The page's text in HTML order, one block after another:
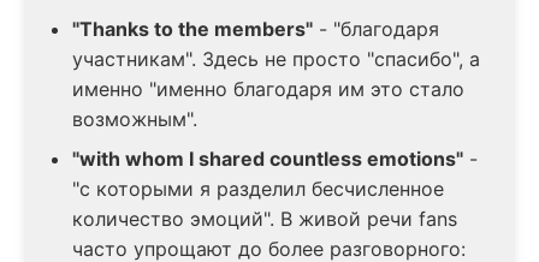
"Thanks to the members" - "благодаря
участникам". Здесь не просто "спасибо", а
именно "именно благодаря им это стало
возможным".
"with whom I shared countless emotions" -
"с которыми я разделил бесчисленное
количество эмоций". В живой речи fans
часто упрощают до более разговорного: